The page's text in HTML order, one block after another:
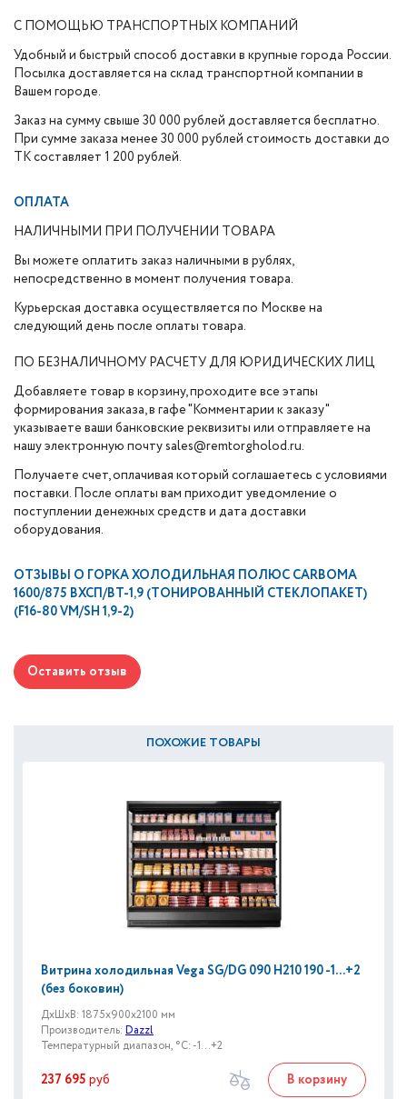
С ПОМОЩЬЮ ТРАНСПОРТНЫХ КОМПАНИЙ
Удобный и быстрый способ доставки в крупные города России.
Посылка доставляется на склад транспортной компании в
Вашем городе.
Заказ на сумму свыше 30 000 рублей доставляется бесплатно.
При сумме заказа менее 30 000 рублей стоимость доставки до
ТК составляет 1 200 рублей.
ОПЛАТА
НАЛИЧНЫМИ ПРИ ПОЛУЧЕНИИ ТОВАРА
Вы можете оплатить заказ наличными в рублях,
непосредственно в момент получения товара.
Курьерская доставка осуществляется по Москве на
следующий день после оплаты товара.
ПО БЕЗНАЛИЧНОМУ РАСЧЕТУ ДЛЯ ЮРИДИЧЕСКИХ ЛИЦ
Добавляете товар в корзину, проходите все этапы
формирования заказа, в гафе "Комментарии к заказу"
указываете ваши банковские реквизиты или отправляете на
нашу электронную почту sales@remtorgholod.ru.
Получаете счет, оплачивая который соглашаетесь с условиями
поставки. После оплаты вам приходит уведомление о
поступлении денежных средств и дата доставки
оборудования.
ОТЗЫВЫ О ГОРКА ХОЛОДИЛЬНАЯ ПОЛЮС CARBOMA
1600/875 ВХСП/ВТ-1,9 (ТОНИРОВАННЫЙ CТЕКЛОПАКЕТ)
(F16-80 VM/SH 1,9-2)
Оставить отзыв
ПОХОЖИЕ ТОВАРЫ
Витрина холодильная Vega SG/DG 090 H210 190 -1...+2
(без боковин)
ДxШxВ: 1875x900x2100 мм
Производитель: Dazzl
Температурный диапазон, °C: -1...+2
237 695 руб В корзину